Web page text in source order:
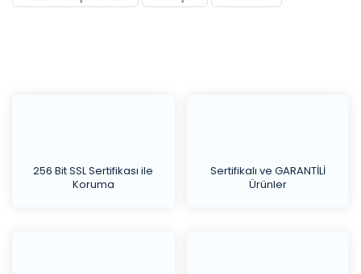
256 Bit SSL Sertifikası ile
Koruma
Sertifikalı ve GARANTİLİ
Ürünler